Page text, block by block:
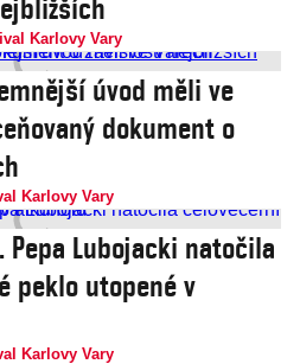
Karlovy Vary
úvod měli ve
dokument o
Karlovy Vary
Lubojacki natočila
peklo utopené v
Karlovy Vary